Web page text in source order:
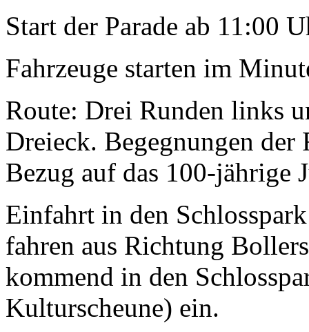
Start der Parade ab 11:00
Fahrzeuge starten im
Route: Drei Runden links
Dreieck. Begegnungen der
Bezug auf das 100-jährige
Einfahrt in den
fahren aus Richtung
kommend in den
Kulturscheune) ein.